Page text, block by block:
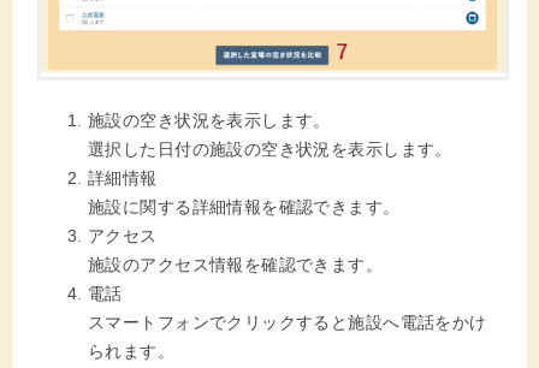
施設の空き状況を表示します。
選択した日付の施設の空き状況を表示します。
詳細情報
施設に関する詳細情報を確認できます。
アクセス
施設のアクセス情報を確認できます。
電話
スマートフォンでクリックすると施設へ電話をかけ
られます。